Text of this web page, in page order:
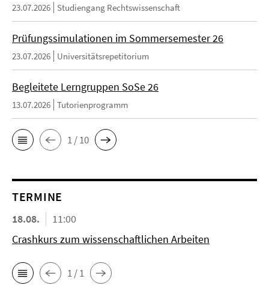
23.07.2026 Studiengang Rechtswissenschaft
Prüfungssimulationen im Sommersemester 26
23.07.2026 Universitätsrepetitorium
Begleitete Lerngruppen SoSe 26
13.07.2026 Tutorienprogramm
1 / 10
TERMINE
18.08.
11:00
Crashkurs zum wissenschaftlichen Arbeiten
1 / 1